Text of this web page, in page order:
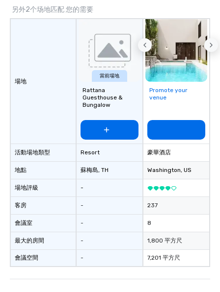
另外2个场地匹配 您的需要
場地
活動場地類型
地點
場地評級
客房
會議室
最大的房間
會議空間
當前場地
Rattana
Guesthouse &
Bungalow
Resort
蘇梅島, TH
-
-
-
-
-
Promote your
venue
豪華酒店
Washington, US
237
8
1,800 平方尺
7,201 平方尺